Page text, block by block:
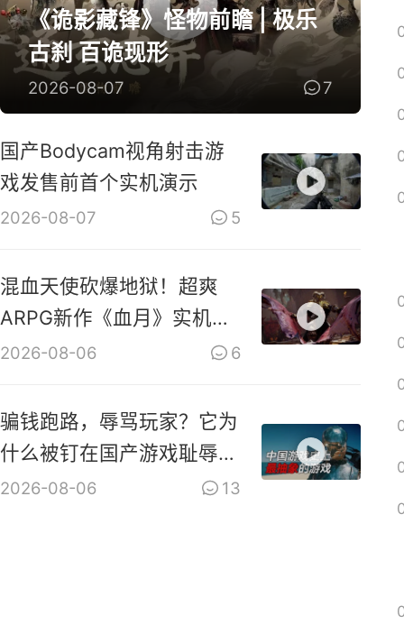
《诡影藏锋》怪物前瞻 | 极乐
古刹 百诡现形
2026-08-07 7
国产Bodycam视角射击游
戏发售前首个实机演示
2026-08-07 5
混血天使砍爆地狱！超爽
ARPG新作《血月》实机演
示视频
2026-08-06 6
骗钱跑路，辱骂玩家？它为
什么被钉在国产游戏耻辱柱
上？【是个人物10】
2026-08-06 13